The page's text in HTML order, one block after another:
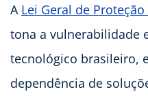
A Lei Geral de Proteção
tona a vulnerabilidade
tecnológico brasileiro,
dependência de